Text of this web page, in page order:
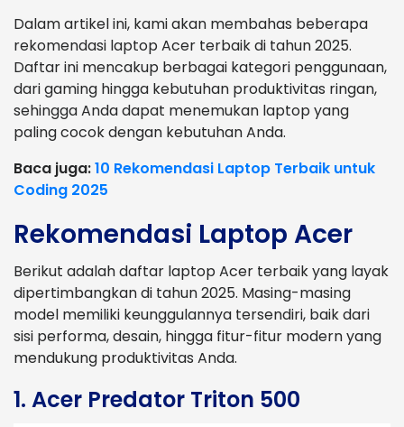
Dalam artikel ini, kami akan membahas beberapa
rekomendasi laptop Acer terbaik di tahun 2025.
Daftar ini mencakup berbagai kategori penggunaan,
dari gaming hingga kebutuhan produktivitas ringan,
sehingga Anda dapat menemukan laptop yang
paling cocok dengan kebutuhan Anda.
Baca juga:10 Rekomendasi Laptop Terbaik untuk
Coding 2025
Rekomendasi Laptop Acer
Berikut adalah daftar laptop Acer terbaik yang layak
dipertimbangkan di tahun 2025. Masing-masing
model memiliki keunggulannya tersendiri, baik dari
sisi performa, desain, hingga fitur-fitur modern yang
mendukung produktivitas Anda.
1. Acer Predator Triton 500